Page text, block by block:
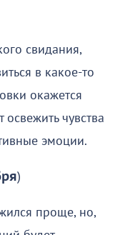
свидания,
в какое-то
окажется
чувства
эмоции.
)
проще, но,